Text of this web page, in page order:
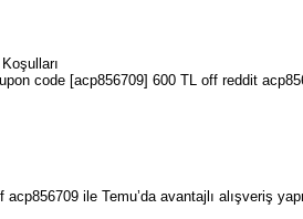
code [acp856709] 600 TL off reddit
ile Temu’da avantajlı alışveriş